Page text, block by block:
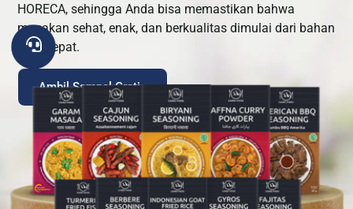
HORECA, sehingga Anda bisa memastikan bahwa
masakan sehat, enak, dan berkualitas dimulai dari bahan
yang tepat.
Ambil Sampel Gratis